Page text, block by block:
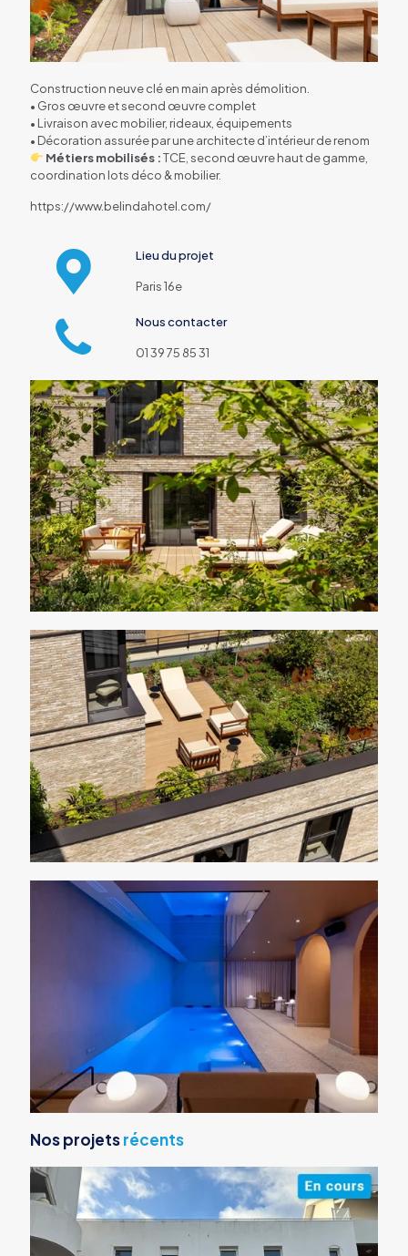
Construction neuve clé en main après démolition.
• Gros œuvre et second œuvre complet
• Livraison avec mobilier, rideaux, équipements
• Décoration assurée par une architecte d’intérieur de renom
Métiers mobilisés :TCE, second œuvre haut de gamme,
coordination lots déco & mobilier.
https://www.belindahotel.com/
Lieu du projet
Paris 16e
Nous contacter
01 39 75 85 31
Nos projetsrécents